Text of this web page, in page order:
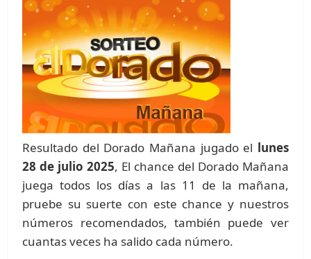
Resultado del Dorado Mañana jugado el lunes
28 de julio 2025, El chance del Dorado Mañana
juega todos los días a las 11 de la mañana,
pruebe su suerte con este chance y nuestros
números recomendados, también puede ver
cuantas veces ha salido cada número.